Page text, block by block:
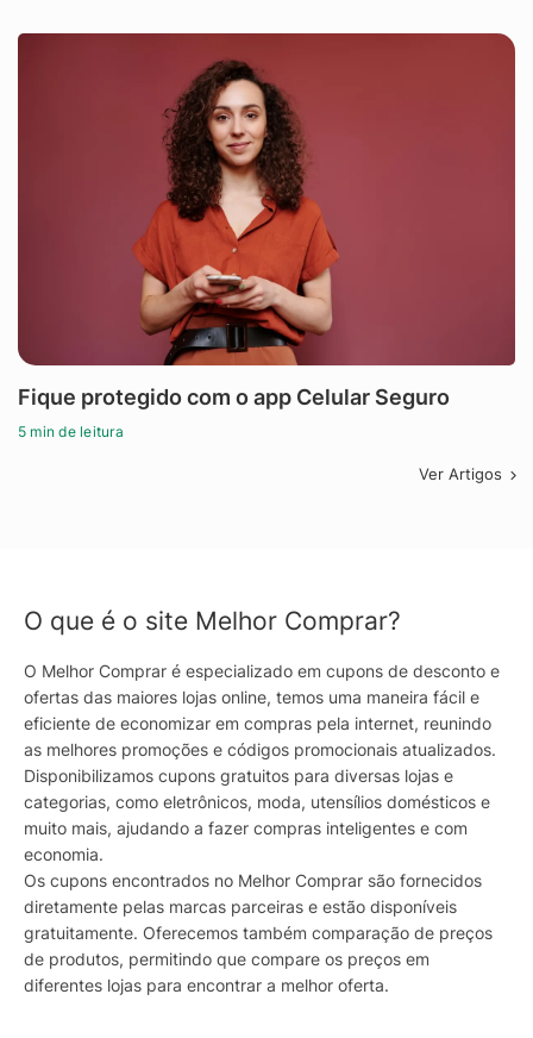
Fique protegido com o app Celular Seguro
5 min de leitura
Ver Artigos
O que é o site Melhor Comprar?
O Melhor Comprar é especializado em cupons de desconto e
ofertas das maiores lojas online, temos uma maneira fácil e
eficiente de economizar em compras pela internet, reunindo
as melhores promoções e códigos promocionais atualizados.
Disponibilizamos cupons gratuitos para diversas lojas e
categorias, como eletrônicos, moda, utensílios domésticos e
muito mais, ajudando a fazer compras inteligentes e com
economia.
Os cupons encontrados no Melhor Comprar são fornecidos
diretamente pelas marcas parceiras e estão disponíveis
gratuitamente. Oferecemos também comparação de preços
de produtos, permitindo que compare os preços em
diferentes lojas para encontrar a melhor oferta.